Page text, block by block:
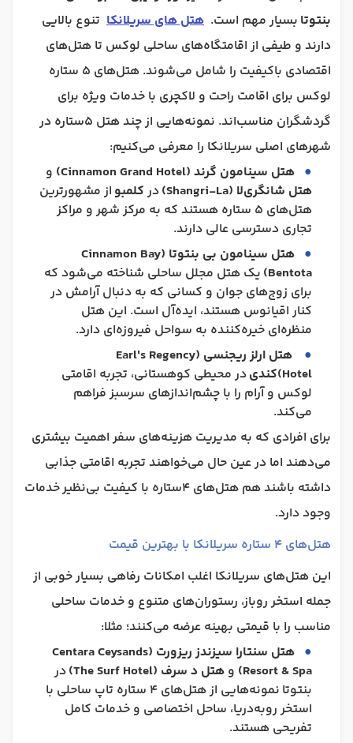
بنتوتا بسیار مهم است. هتل‌ های سریلانکا تنوع بالایی
دارند و طیفی از اقامتگاه‌های ساحلی لوکس تا هتل‌های
اقتصادی باکیفیت را شامل می‌شوند. هتل‌های ۵ ستاره
لوکس برای اقامت راحت و لاکچری با خدمات ویژه برای
گردشگران مناسب‌اند. نمونه‌هایی از چند هتل 5ستاره در
شهرهای اصلی سریلانکا را معرفی می‌کنیم:
هتل سینامون گرند (Cinnamon Grand Hotel)
و
هتل شانگری‌لا (Shangri-La)
در کلمبو از مشهورترین
هتل‌های ۵ ستاره هستند که به مرکز شهر و مراکز
تجاری دسترسی عالی دارند.
هتل سینامون بی بنتوتا (Cinnamon Bay
Bentota) یک هتل مجلل ساحلی شناخته می‌شود که
برای زوج‌های جوان و کسانی که به دنبال آرامش در
کنار اقیانوس هستند، ایده‌آل است. این هتل
منظره‌ای خیره‌کننده به سواحل فیروزه‌ای دارد.
هتل ارلز ریجنسی (Earl's Regency
Hotel) کندیدر محیطی کوهستانی، تجربه اقامتی
لوکس و آرام را با چشم‌اندازهای سرسبز فراهم
می‌کند.
برای افرادی که به مدیریت هزینه‌های سفر اهمیت بیشتری
می‌دهند اما در عین حال می‌خواهند تجربه اقامتی جذابی
داشته باشند هم هتل‌های 4ستاره با کیفیت بی‌نظیر خدمات
وجود دارد.
هتل‌های ۴ ستاره سریلانکا با بهترین قیمت
این هتل‌های سریلانکا اغلب امکانات رفاهی بسیار خوبی از
جمله استخر روباز، رستوران‌های متنوع و خدمات ساحلی
مناسب را با قیمتی بهینه عرضه می‌کنند؛ مثلا:
هتل سنتارا سیزندز ریزورت (Centara Ceysands
Resort & Spa) و هتل د سرف (The Surf Hotel)
در
بنتوتا نمونه‌هایی از هتل‌های ۴ ستاره تاپ ساحلی با
استخر روبه‌دریا، ساحل اختصاصی و خدمات کامل
تفریحی هستند.